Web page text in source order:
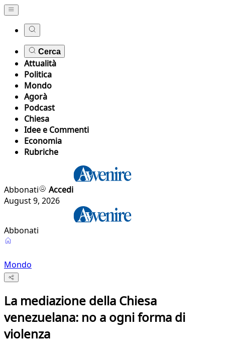
Cerca
Attualità
Politica
Mondo
Agorà
Podcast
Chiesa
Idee e Commenti
Economia
Rubriche
Abbonati
Accedi
August 9, 2026
Abbonati
Mondo
La mediazione della Chiesa
venezuelana: no a ogni forma di
violenza